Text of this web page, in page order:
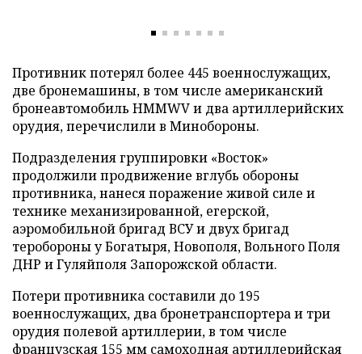
Противник потерял более 445 военнослужащих,
две бронемашины, в том числе американский
бронеавтомобиль HMMWV и два артиллерийских
орудия, перечислили в Минобороны.
Подразделения группировки «Восток»
продолжили продвижение вглубь обороны
противника, нанеся поражение живой силе и
технике механизированной, егерской,
аэромобильной бригад ВСУ и двух бригад
теробороны у Богатыря, Новополя, Вольного Поля
ДНР и Гуляйполя Запорожской области.
Потери противника составили до 195
военнослужащих, два бронетранспортера и три
орудия полевой артиллерии, в том числе
французская 155 мм самоходная артиллерийская